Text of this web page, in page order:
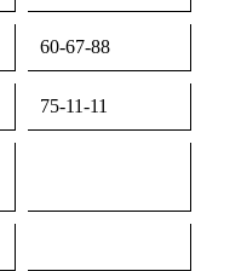
60-67-88
75-11-11